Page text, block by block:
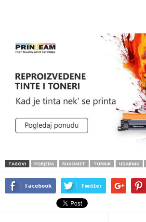
TAGOVI POBJEDA RUKOMET TURNIR UDARNIK
Facebook Twitter